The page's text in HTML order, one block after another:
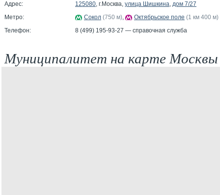
Адрес: 125080, г.Москва, улица Шишкина, дом 7/27
Метро:
Сокол (750 м), Октябрьское поле (1 км 400 м)
Телефон:
8 (499) 195-93-27 — справочная служба
Муниципалитет на карте Москвы